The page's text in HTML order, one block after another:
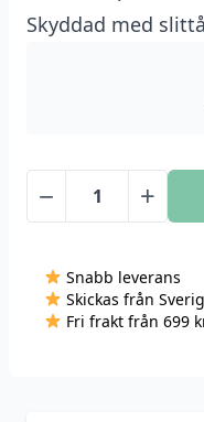
Skyddad med
−
Gledopto
meter
mängd
+
Snabb leverans
Skickas från
Fri frakt från 699